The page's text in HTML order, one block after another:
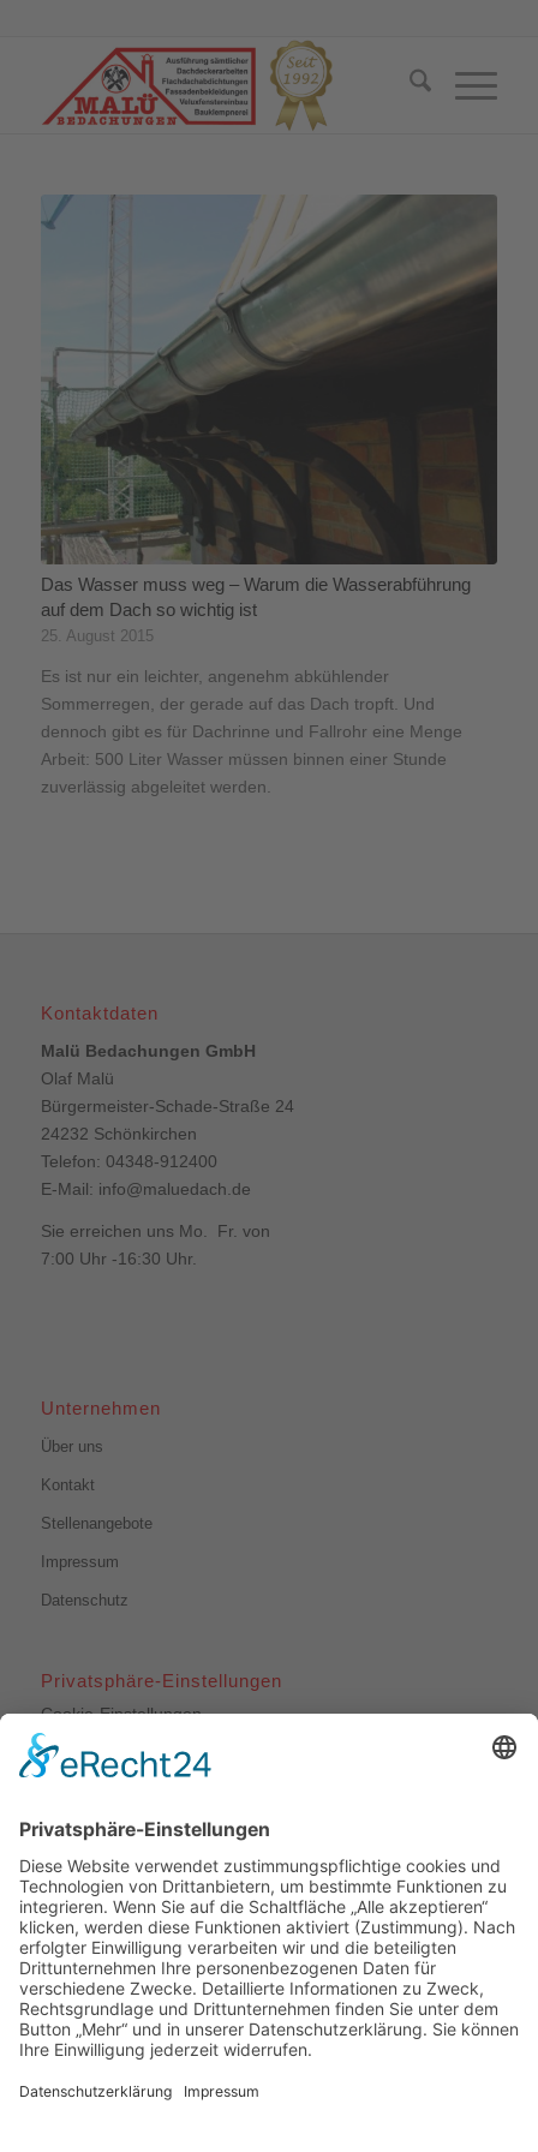
Das Wasser muss weg – Warum die Wasserabführung
auf dem Dach so wichtig ist
25. August 2015
Es ist nur ein leichter, angenehm abkühlender
Sommerregen, der gerade auf das Dach tropft. Und
dennoch gibt es für Dachrinne und Fallrohr eine Menge
Arbeit: 500 Liter Wasser müssen binnen einer Stunde
zuverlässig abgeleitet werden.
Kontaktdaten
Malü Bedachungen GmbH
Olaf Malü
Bürgermeister-Schade-Straße 24
24232 Schönkirchen
Telefon: 04348-912400
E-Mail: info@maluedach.de
Sie erreichen uns Mo. Fr. von
7:00 Uhr -16:30 Uhr.
Unternehmen
Über uns
Kontakt
Stellenangebote
Impressum
Datenschutz
Privatsphäre-Einstellungen
Cookie-Einstellungen
Dachdeckerarbeiten
Bauklempnerei
Flachdachabdichtungen
Fassadenbekleidungen
Veluxfenstereinbau